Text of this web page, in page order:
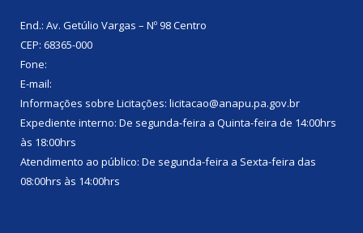
End.: Av. Getúlio Vargas – Nº 98 Centro
CEP: 68365-000
Fone:
E-mail:
Informações sobre Licitações: licitacao@anapu.pa.gov.br
Expediente interno: De segunda-feira a Quinta-feira de 14:00hrs
às 18:00hrs
Atendimento ao público: De segunda-feira a Sexta-feira das
08:00hrs às 14:00hrs